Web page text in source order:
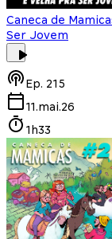
Caneca de
Ser Jovem
Ep. 215
11.mai.26
1h33